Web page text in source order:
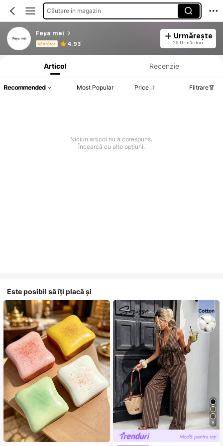
Căutare în magazin
Feya mei
Vânzător 4.93
Urmărește
25 Urmăritori
Informații despre produs: Divulgarea prețului, detalii privind vânzările și stocul.
Articol Recenzie
Recommended Most Popular Price Filtrare
Niciun articol nu a corespuns.
Încearcă cu alte opțiuni.
Este posibil să îți placă și
9